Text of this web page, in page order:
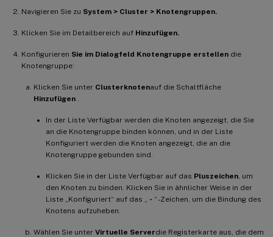
Navigieren Sie zu System > Cluster > Knotengruppen.
Klicken Sie im Detailbereich auf Hinzufügen.
Konfigurieren Sie im Dialogfeld Knotengruppe erstellen die
Knotengruppe:
Klicken Sie unter Clusterknotenauf die Schaltfläche
Hinzufügen
In der Liste Verfügbar werden die Knoten angezeigt, die Sie
an die Knotengruppe binden können, und in der Liste
Konfiguriert werden die Knoten angezeigt, die an die
Knotengruppe gebunden sind.
Klicken Sie in der Liste Verfügbar auf das Pluszeichen , um
den Knoten zu binden. Klicken Sie in ähnlicher Weise in der
Liste „Konfiguriert“ auf das „ - “ -Zeichen, um die Bindung des
Knotens aufzuheben.
Wählen Sie unter Virtuelle Serverdie Registerkarte aus, die dem